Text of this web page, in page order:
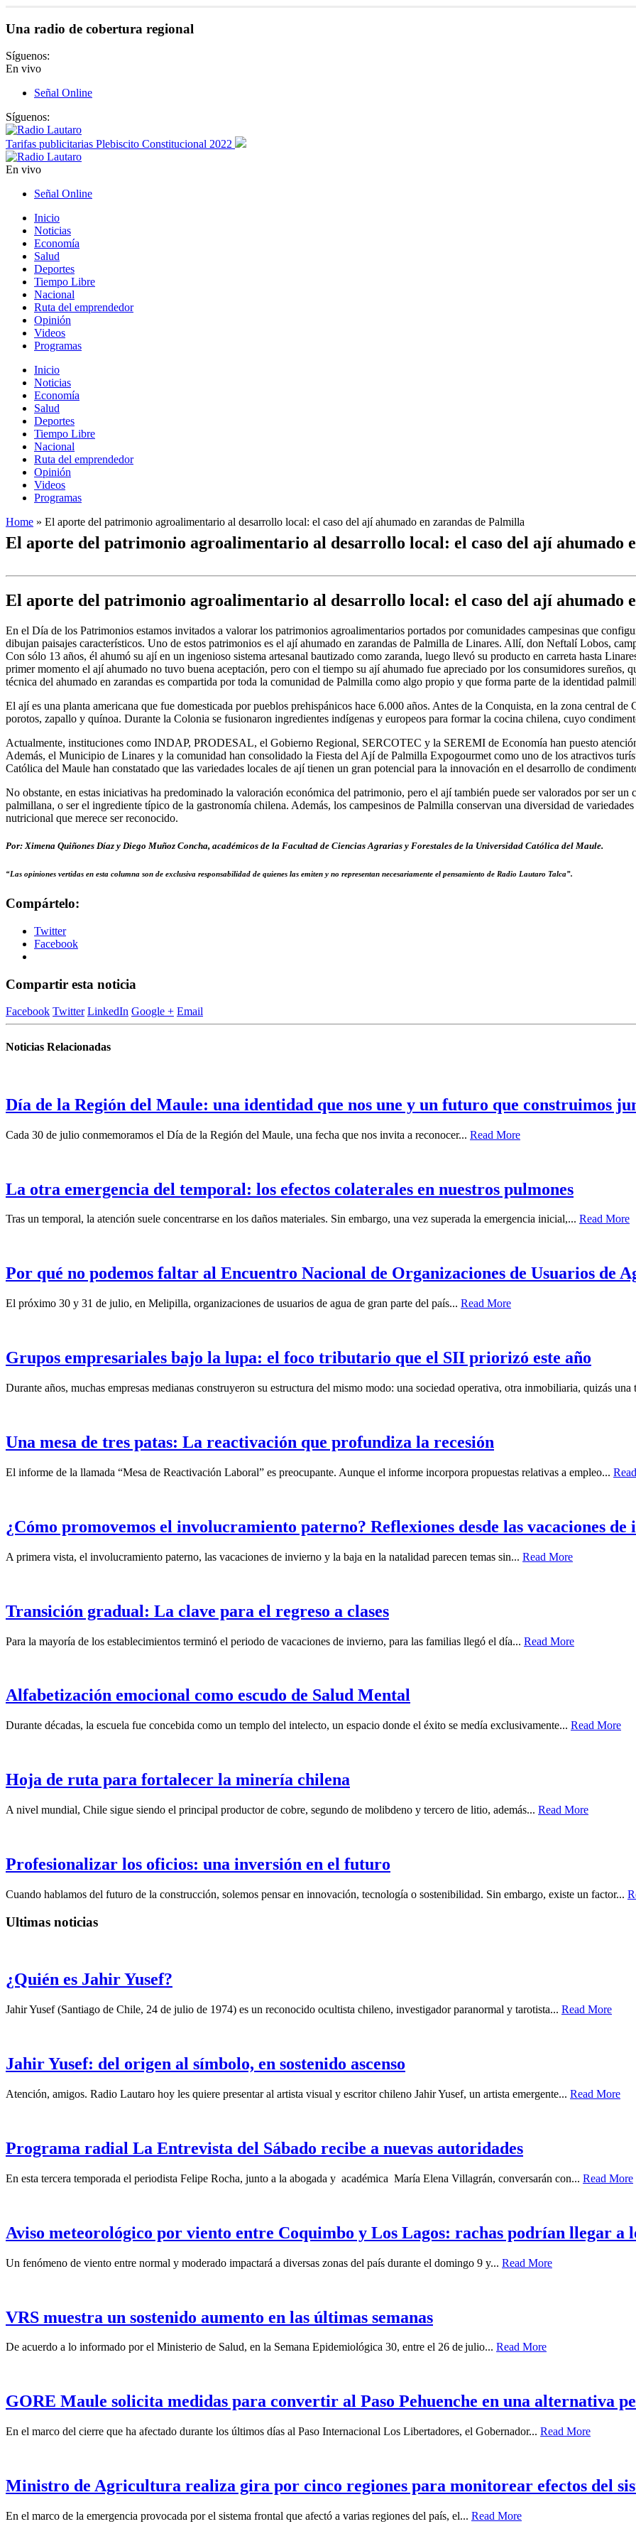
Una radio de cobertura regional
Síguenos:
En vivo
Señal Online
Síguenos:
Tarifas publicitarias Plebiscito Constitucional 2022
En vivo
Señal Online
Inicio
Noticias
Economía
Salud
Deportes
Tiempo Libre
Nacional
Ruta del emprendedor
Opinión
Videos
Programas
Inicio
Noticias
Economía
Salud
Deportes
Tiempo Libre
Nacional
Ruta del emprendedor
Opinión
Videos
Programas
Home » El aporte del patrimonio agroalimentario al desarrollo local: el caso del ají ahumado en zarandas de Palmilla
El aporte del patrimonio agroalimentario al desarrollo local: el caso del ají ahumado
El aporte del patrimonio agroalimentario al desarrollo local: el caso del ají ahumado
En el Día de los Patrimonios estamos invitados a valorar los patrimonios agroalimentarios portados por comunidades campesinas que
dibujan paisajes característicos. Uno de estos patrimonios es el ají ahumado en zarandas de Palmilla de Linares. Allí, don Neftalí Lobos,
Con sólo 13 años, él ahumó su ají en un ingenioso sistema artesanal bautizado como zaranda, luego llevó su producto en carreta hasta
primer momento el ají ahumado no tuvo buena aceptación, pero con el tiempo su ají ahumado fue apreciado por los consumidores sureños,
técnica del ahumado en zarandas es compartida por toda la comunidad de Palmilla como algo propio y que forma parte de la identidad
El ají es una planta americana que fue domesticada por pueblos prehispánicos hace 6.000 años. Antes de la Conquista, en la zona central
porotos, zapallo y quínoa. Durante la Colonia se fusionaron ingredientes indígenas y europeos para formar la cocina chilena, cuyo
Actualmente, instituciones como INDAP, PRODESAL, el Gobierno Regional, SERCOTEC y la SEREMI de Economía han puesto
Además, el Municipio de Linares y la comunidad han consolidado la Fiesta del Ají de Palmilla Expogourmet como uno de los atractivos
Católica del Maule han constatado que las variedades locales de ají tienen un gran potencial para la innovación en el desarrollo de
No obstante, en estas iniciativas ha predominado la valoración económica del patrimonio, pero el ají también puede ser valorados por ser
palmillana, o ser el ingrediente típico de la gastronomía chilena. Además, los campesinos de Palmilla conservan una diversidad de
nutricional que merece ser reconocido.
Por: Ximena Quiñones Díaz y Diego Muñoz Concha, académicos de la Facultad de Ciencias Agrarias y Forestales de la Universidad Católica del Maule.
“Las opiniones vertidas en esta columna son de exclusiva responsabilidad de quienes las emiten y no representan necesariamente el pensamiento de Radio Lautaro Talca”.
Compártelo:
Twitter
Facebook
Compartir esta noticia
Facebook Twitter LinkedIn Google + Email
Noticias Relacionadas
Día de la Región del Maule: una identidad que nos une y un futuro que construimos
Cada 30 de julio conmemoramos el Día de la Región del Maule, una fecha que nos invita a reconocer... Read More
La otra emergencia del temporal: los efectos colaterales en nuestros pulmones
Tras un temporal, la atención suele concentrarse en los daños materiales. Sin embargo, una vez superada la emergencia inicial,... Read More
Por qué no podemos faltar al Encuentro Nacional de Organizaciones de Usuarios de
El próximo 30 y 31 de julio, en Melipilla, organizaciones de usuarios de agua de gran parte del país... Read More
Grupos empresariales bajo la lupa: el foco tributario que el SII priorizó este año
Durante años, muchas empresas medianas construyeron su estructura del mismo modo: una sociedad operativa, otra inmobiliaria, quizás una
Una mesa de tres patas: La reactivación que profundiza la recesión
El informe de la llamada “Mesa de Reactivación Laboral” es preocupante. Aunque el informe incorpora propuestas relativas a empleo...
¿Cómo promovemos el involucramiento paterno? Reflexiones desde las vacaciones
A primera vista, el involucramiento paterno, las vacaciones de invierno y la baja en la natalidad parecen temas sin... Read More
Transición gradual: La clave para el regreso a clases
Para la mayoría de los establecimientos terminó el periodo de vacaciones de invierno, para las familias llegó el día... Read More
Alfabetización emocional como escudo de Salud Mental
Durante décadas, la escuela fue concebida como un templo del intelecto, un espacio donde el éxito se medía exclusivamente... Read More
Hoja de ruta para fortalecer la minería chilena
A nivel mundial, Chile sigue siendo el principal productor de cobre, segundo de molibdeno y tercero de litio, además... Read More
Profesionalizar los oficios: una inversión en el futuro
Cuando hablamos del futuro de la construcción, solemos pensar en innovación, tecnología o sostenibilidad. Sin embargo, existe un factor...
Ultimas noticias
¿Quién es Jahir Yusef?
Jahir Yusef (Santiago de Chile, 24 de julio de 1974) es un reconocido ocultista chileno, investigador paranormal y tarotista... Read More
Jahir Yusef: del origen al símbolo, en sostenido ascenso
Atención, amigos. Radio Lautaro hoy les quiere presentar al artista visual y escritor chileno Jahir Yusef, un artista emergente... Read More
Programa radial La Entrevista del Sábado recibe a nuevas autoridades
En esta tercera temporada el periodista Felipe Rocha, junto a la abogada y académica María Elena Villagrán, conversarán con... Read More
Aviso meteorológico por viento entre Coquimbo y Los Lagos: rachas podrían llegar a
Un fenómeno de viento entre normal y moderado impactará a diversas zonas del país durante el domingo 9 y... Read More
VRS muestra un sostenido aumento en las últimas semanas
De acuerdo a lo informado por el Ministerio de Salud, en la Semana Epidemiológica 30, entre el 26 de julio... Read More
GORE Maule solicita medidas para convertir al Paso Pehuenche en una alternativa
En el marco del cierre que ha afectado durante los últimos días al Paso Internacional Los Libertadores, el Gobernador... Read More
Ministro de Agricultura realiza gira por cinco regiones para monitorear efectos del
En el marco de la emergencia provocada por el sistema frontal que afectó a varias regiones del país, el... Read More